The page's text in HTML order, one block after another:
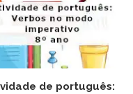
de português: